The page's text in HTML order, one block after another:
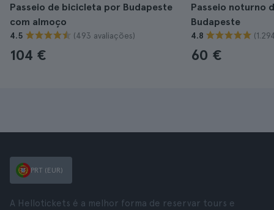
Passeio de bicicleta por Budapeste
com almoço
4.5 (493 avaliações)
104 €
Passeio noturno
Budapeste
4.8
60 €
PRT (EUR)
A Hellotickets é a melhor forma de reservar tours e